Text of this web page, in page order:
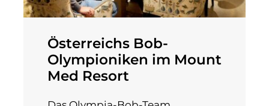
Österreichs Bob-
Olympioniken im Mount
Med Resort